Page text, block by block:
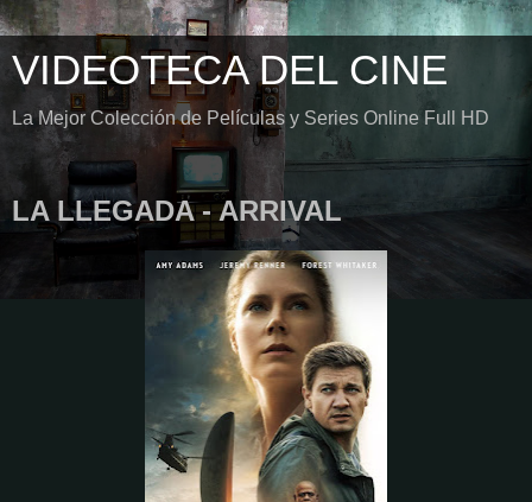
VIDEOTECA DEL CINE
La Mejor Colección de Películas y Series Online Full HD
LA LLEGADA - ARRIVAL